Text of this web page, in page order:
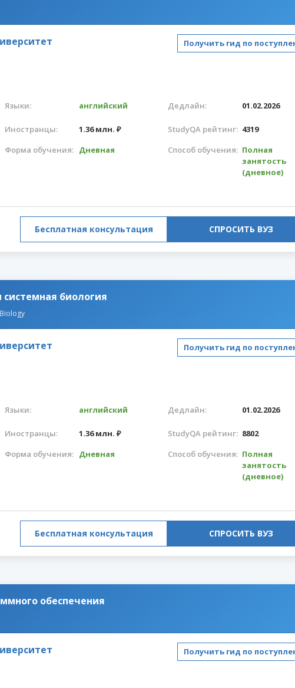
Получить гид по
Языки: английский Дедлайн: 01.02.2026
Иностранцы: 1.36 млн. ₽ StudyQA рейтинг: 4319
Форма обучения: Дневная Способ обучения: Полная
занятость
(дневное)
Бесплатная консультация СПРОСИТЬ ВУЗ
биология
Получить гид по
Языки: английский Дедлайн: 01.02.2026
Иностранцы: 1.36 млн. ₽ StudyQA рейтинг: 8802
Форма обучения: Дневная Способ обучения: Полная
занятость
(дневное)
Бесплатная консультация СПРОСИТЬ ВУЗ
обеспечения
Получить гид по